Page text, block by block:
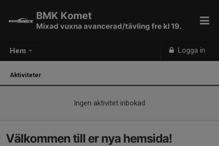
Hem Logga in
BMK Komet
Mixad vuxna avancerad/tävling fre kl 19.
Aktiviteter
Ingen aktivitet inbokad
Välkommen till er nya hemsida!